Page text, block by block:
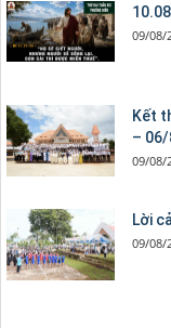
09/08/
Kết
–
09/08/
Lời
09/08/